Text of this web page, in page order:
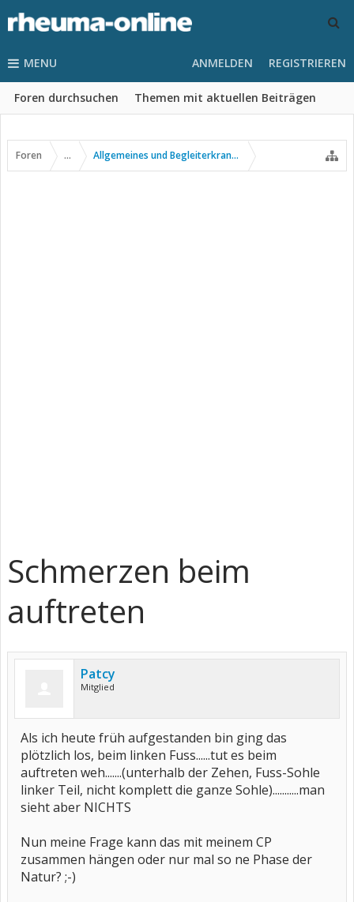
MENU
Foren durchsuchen Themen mit aktuellen Beiträgen
ANMELDEN REGISTRIEREN
Foren ... Allgemeines und Begleiterkrankungen
Schmerzen beim
auftreten
Patcy
Mitglied
Als ich heute früh aufgestanden bin ging das
plötzlich los, beim linken Fuss......tut es beim
auftreten weh.......(unterhalb der Zehen, Fuss-Sohle
linker Teil, nicht komplett die ganze Sohle)...........man
sieht aber NICHTS
Nun meine Frage kann das mit meinem CP
zusammen hängen oder nur mal so ne Phase der
Natur? ;-)